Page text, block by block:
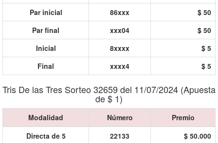
Par inicial
86xxx
$ 50
Par final
xxx04
$ 50
Inicial
8xxxx
$ 5
Final
xxxx4 $ 5
Tris De las Tres Sorteo 32659 del 11/07/2024 (Apuesta
de $ 1)
Modalidad Número
Premio
Directa de 5
22133
$ 50.000